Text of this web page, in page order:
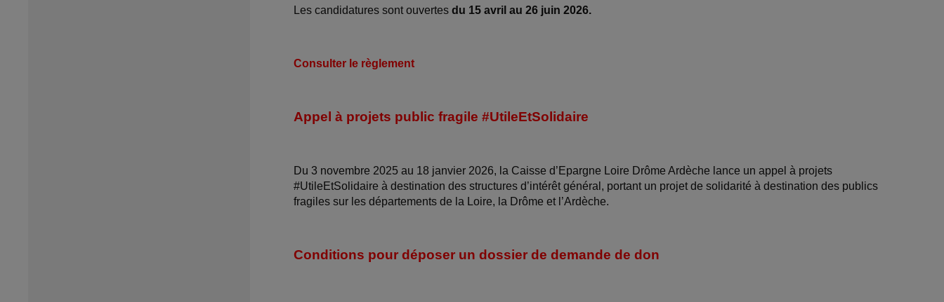
Les candidatures sont ouvertes du 15 avril au 26 juin 2026.
Consulter le règlement
Appel à projets public fragile #UtileEtSolidaire
Du 3 novembre 2025 au 18 janvier 2026, la Caisse d’Epargne Loire Drôme Ardèche lance un appel à projets
#UtileEtSolidaire à destination des structures d’intérêt général, portant un projet de solidarité à destination des publics
fragiles sur les départements de la Loire, la Drôme et l’Ardèche.
Conditions pour déposer un dossier de demande de don